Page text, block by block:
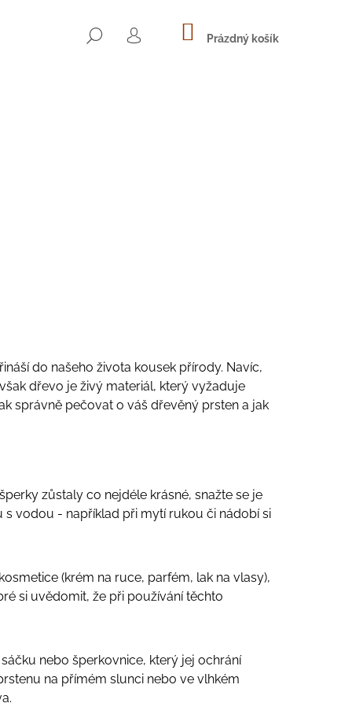
HLEDAT
PŘIHLÁŠENÍ
NÁKUPNÍ
KOŠÍK
Prázdný košík
do našeho života kousek přírody. Navíc,
dřevo je živý materiál, který vyžaduje
správně pečovat o váš dřevěný prsten a jak
zůstaly co nejdéle krásné, snažte se je
vodou - například při mytí rukou či nádobí si
(krém na ruce, parfém, lak na vlasy),
si uvědomit, že při používání těchto
nebo šperkovnice, který jej ochrání
na přímém slunci nebo ve vlhkém